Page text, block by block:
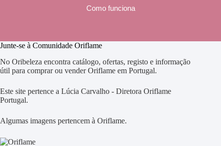
Como funciona
Junte-se à Comunidade Oriflame
No Oribeleza encontra catálogo, ofertas, registo e informação
útil para comprar ou vender Oriflame em Portugal.
Este site pertence a Lúcia Carvalho - Diretora Oriflame
Portugal.
Algumas imagens pertencem à Oriflame.